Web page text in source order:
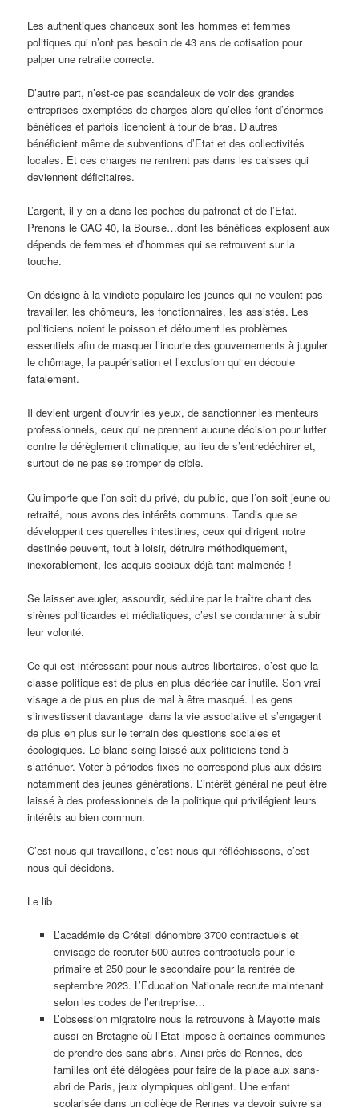
Les authentiques chanceux sont les hommes et femmes
politiques qui n’ont pas besoin de 43 ans de cotisation pour
palper une retraite correcte.
D’autre part, n’est-ce pas scandaleux de voir des grandes
entreprises exemptées de charges alors qu’elles font d’énormes
bénéfices et parfois licencient à tour de bras. D’autres
bénéficient même de subventions d’Etat et des collectivités
locales. Et ces charges ne rentrent pas dans les caisses qui
deviennent déficitaires.
L’argent, il y en a dans les poches du patronat et de l’Etat.
Prenons le CAC 40, la Bourse…dont les bénéfices explosent aux
dépends de femmes et d’hommes qui se retrouvent sur la
touche.
On désigne à la vindicte populaire les jeunes qui ne veulent pas
travailler, les chômeurs, les fonctionnaires, les assistés. Les
politiciens noient le poisson et détournent les problèmes
essentiels afin de masquer l’incurie des gouvernements à juguler
le chômage, la paupérisation et l’exclusion qui en découle
fatalement.
Il devient urgent d’ouvrir les yeux, de sanctionner les menteurs
professionnels, ceux qui ne prennent aucune décision pour lutter
contre le dérèglement climatique, au lieu de s’entredéchirer et,
surtout de ne pas se tromper de cible.
Qu’importe que l’on soit du privé, du public, que l’on soit jeune ou
retraité, nous avons des intérêts communs. Tandis que se
développent ces querelles intestines, ceux qui dirigent notre
destinée peuvent, tout à loisir, détruire méthodiquement,
inexorablement, les acquis sociaux déjà tant malmenés !
Se laisser aveugler, assourdir, séduire par le traître chant des
sirènes politicardes et médiatiques, c’est se condamner à subir
leur volonté.
Ce qui est intéressant pour nous autres libertaires, c’est que la
classe politique est de plus en plus décriée car inutile. Son vrai
visage a de plus en plus de mal à être masqué. Les gens
s’investissent davantage dans la vie associative et s’engagent
de plus en plus sur le terrain des questions sociales et
écologiques. Le blanc-seing laissé aux politiciens tend à
s’atténuer. Voter à périodes fixes ne correspond plus aux désirs
notamment des jeunes générations. L’intérêt général ne peut être
laissé à des professionnels de la politique qui privilégient leurs
intérêts au bien commun.
C’est nous qui travaillons, c’est nous qui réfléchissons, c’est
nous qui décidons.
Le lib
L’académie de Créteil dénombre 3700 contractuels et
envisage de recruter 500 autres contractuels pour le
primaire et 250 pour le secondaire pour la rentrée de
septembre 2023. L’Education Nationale recrute maintenant
selon les codes de l’entreprise…
L’obsession migratoire nous la retrouvons à Mayotte mais
aussi en Bretagne où l’Etat impose à certaines communes
de prendre des sans-abris. Ainsi près de Rennes, des
familles ont été délogées pour faire de la place aux sans-
abri de Paris, jeux olympiques obligent. Une enfant
scolarisée dans un collège de Rennes va devoir suivre sa